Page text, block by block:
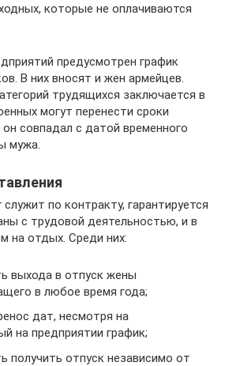
которые не оплачиваются
предусмотрен график
В них вносят и жен армейцев.
трудящихся заключается в
могут перенести сроки
совпадал с датой временного
мужа.
по контракту, гарантируется
с трудовой деятельностью, и в
на отдых. Среди них:
выхода в отпуск жены
в любое время года;
дат, несмотря на
на предприятии график;
получить отпуск независимо от